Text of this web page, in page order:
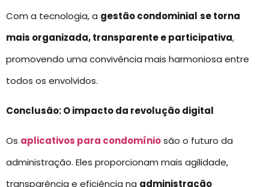
Com a tecnologia, a gestão condominial se torna
mais organizada, transparente e participativa,
promovendo uma convivência mais harmoniosa entre
todos os envolvidos.
Conclusão: O impacto da revolução digital
Os aplicativos para condomíniosão o futuro da
administração. Eles proporcionam mais agilidade,
transparência e eficiência na administração